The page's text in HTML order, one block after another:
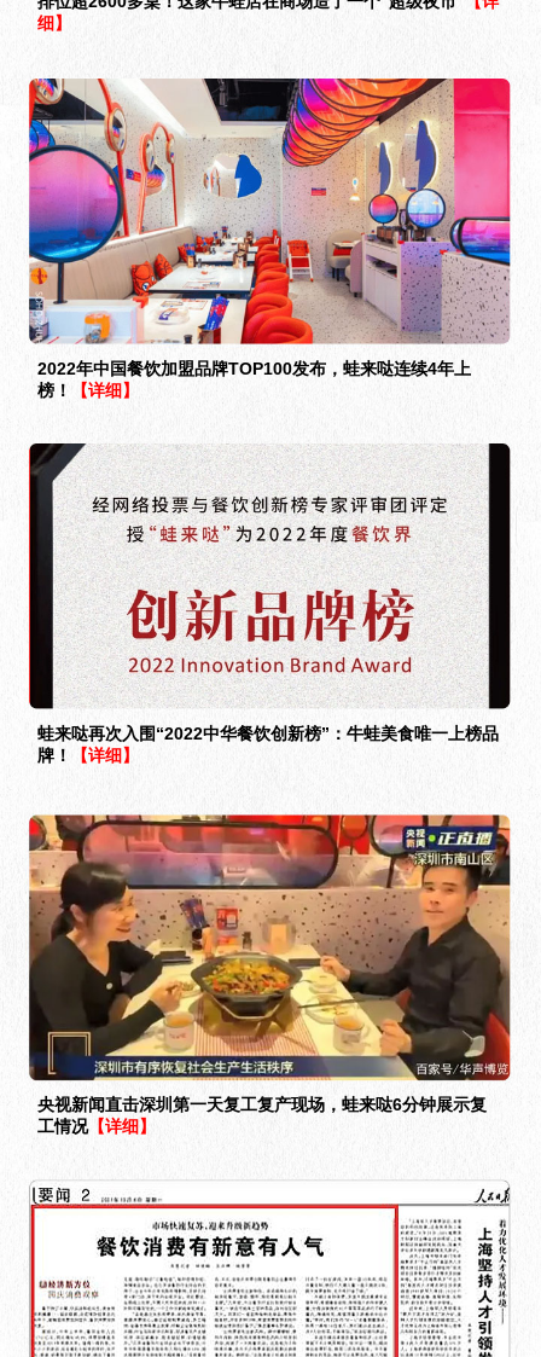
细】
2022年中国餐饮加盟品牌TOP100发布，蛙来哒连续4年上
榜！
【详细】
蛙来哒再次入围“2022中华餐饮创新榜”：牛蛙美食唯一上榜品
牌！
【详细】
央视新闻直击深圳第一天复工复产现场，蛙来哒6分钟展示复
工情况【详细】